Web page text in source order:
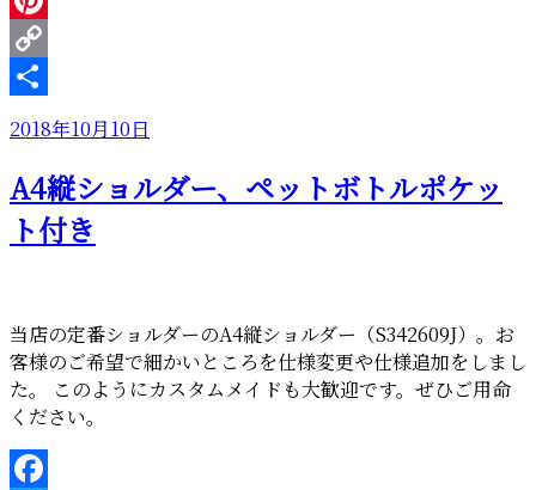
Pinterest
Copy
Link
投
日:
2018年10月10日
A4縦ショルダー、ペットボトルポケッ
ト付き
当店の定番ショルダーのA4縦ショルダー（S342609J）。お
客様のご希望で細かいところを仕様変更や仕様追加をしまし
た。 このようにカスタムメイドも大歓迎です。ぜひご用命
ください。